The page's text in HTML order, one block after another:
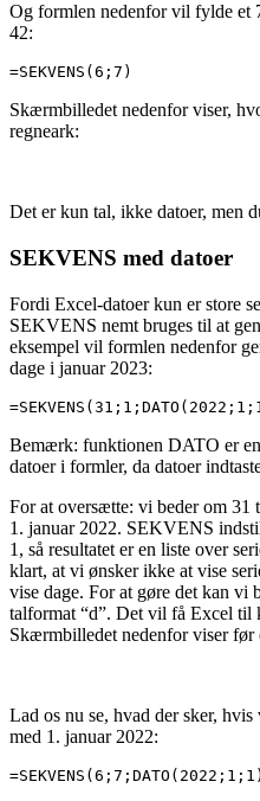
Og formlen nedenfor vil fylde et
42:
=SEKVENS(6;7)
Skærmbilledet nedenfor viser,
regneark:
Det er kun tal, ikke datoer, men
SEKVENS med datoer
Fordi Excel-datoer kun er store
SEKVENS nemt bruges til at
eksempel vil formlen nedenfor
dage i januar 2023:
Bemærk: funktionen DATO er
datoer i formler, da datoer
For at oversætte: vi beder om 31
1. januar 2022. SEKVENS
1, så resultatet er en liste over
klart, at vi ønsker ikke at vise
vise dage. For at gøre det kan vi
talformat “d”. Det vil få Excel til
Skærmbilledet nedenfor viser før
Lad os nu se, hvad der sker,
med 1. januar 2022: